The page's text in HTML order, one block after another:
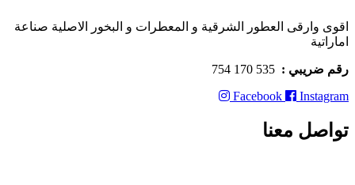
اقوى وارقى العطور الشرقية و المعطرات و البخور الاصلية صناعة
اماراتية
رقم ضريبي :
Facebook
Instagram
تواصل معنا